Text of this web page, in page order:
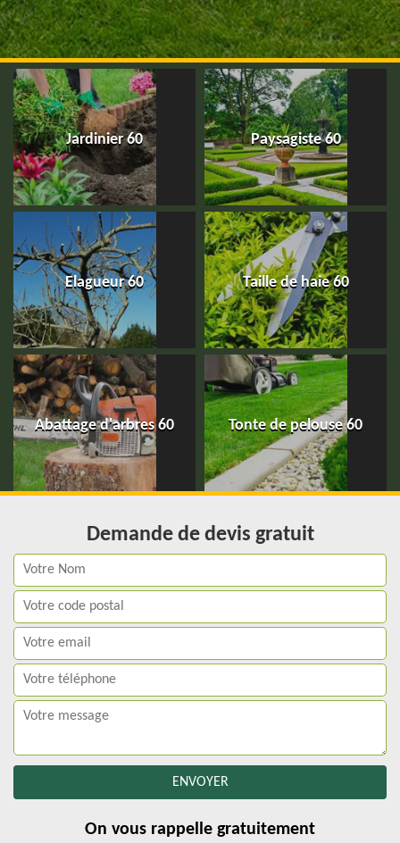
Jardinier 60 Paysagiste 60
Elagueur 60 Taille de haie 60
Abattage d'arbres 60 Tonte de pelouse 60
Demande de devis gratuit
On vous rappelle gratuitement